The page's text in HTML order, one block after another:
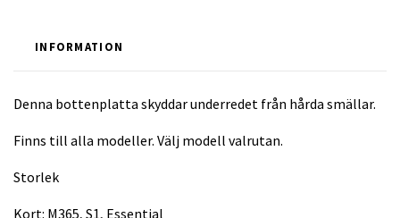
INFORMATION
Denna bottenplatta skyddar underredet från hårda smällar.
Finns till alla modeller. Välj modell valrutan.
Storlek
Kort: M365, S1, Essential